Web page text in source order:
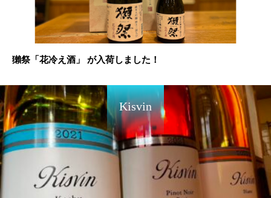
獺祭「花冷え酒」 が入荷しました！
Kisvin